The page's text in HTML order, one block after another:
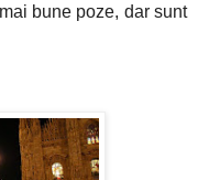
bune poze, dar sunt